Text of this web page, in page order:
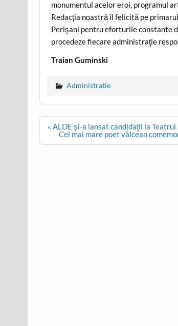
monumentul acelor eroi, programul
Redacţia noastră îl felicită pe
Perişani pentru eforturile constante
procedeze fiecare administraţie
Traian Guminski
Administratie
Post
navigation
« ALDE şi-a lansat candidaţii la Teatrul
Cel mai mare poet vâlcean